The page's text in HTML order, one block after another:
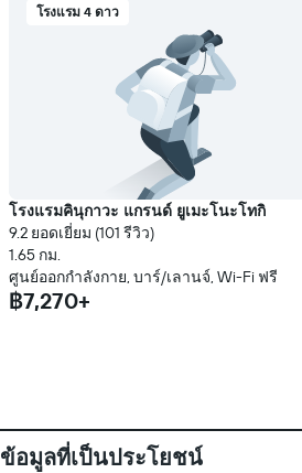
โรงแรม 4 ดาว
โรงแรมคินุกาวะ แกรนด์ ยูเมะโนะโทกิ
9.2 ยอดเยี่ยม (101 รีวิว)
1.65 กม.
ศูนย์ออกกำลังกาย, บาร์/เลานจ์, Wi-Fi ฟรี
฿7,270+
ข้อมูลที่เป็นประโยชน์